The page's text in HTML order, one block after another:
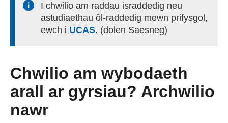
Prentisiaethau
Digwyddiadau
Newyddion
Amdanom ni
I chwilio am raddau israddedig neu
astudiaethau ôl-raddedig mewn prifysgol,
ewch i UCAS(external websiteCY)
. (dolen Saesneg)
Chwilio am wybodaeth
arall ar gyrsiau? Archwilio
nawr